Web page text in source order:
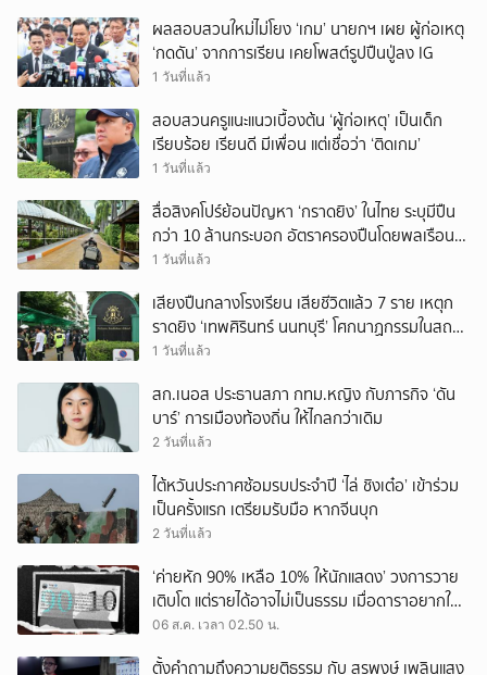
ผลสอบสวนใหม่ไม่โยง ‘เกม’ นายกฯ เผย ผู้ก่อเหตุ
‘กดดัน’ จากการเรียน เคยโพสต์รูปปืนปู่ลง IG
1 วันที่แล้ว
สอบสวนครูแนะแนวเบื้องต้น ‘ผู้ก่อเหตุ’ เป็นเด็ก
เรียบร้อย เรียนดี มีเพื่อน แต่เชื่อว่า ‘ติดเกม’
1 วันที่แล้ว
สื่อสิงคโปร์ย้อนปัญหา ‘กราดยิง’ ในไทย ระบุมีปืน
กว่า 10 ล้านกระบอก อัตราครองปืนโดยพลเรือน
สูงที่สุดในภูมิภาค
1 วันที่แล้ว
เสียงปืนกลางโรงเรียน เสียชีวิตแล้ว 7 ราย เหตุก
ราดยิง ‘เทพศิรินทร์ นนทบุรี’ โศกนาฏกรรมในสถาน
ศึกษา ครั้งที่ 2 ในรอบปี
1 วันที่แล้ว
สก.เนอส ประธานสภา กทม.หญิง กับภารกิจ ‘ดัน
บาร์’ การเมืองท้องถิ่น ให้ไกลกว่าเดิม
2 วันที่แล้ว
ไต้หวันประกาศซ้อมรบประจำปี ‘ไล่ ชิงเต๋อ’ เข้าร่วม
เป็นครั้งแรก เตรียมรับมือ หากจีนบุก
2 วันที่แล้ว
‘ค่ายหัก 90% เหลือ 10% ให้นักแสดง’ วงการวาย
เติบโต แต่รายได้อาจไม่เป็นธรรม เมื่อดาราอยากให้มี
‘สัญญามาตรฐาน’
06 ส.ค. เวลา 02.50 น.
ตั้งคำถามถึงความยุติธรรม กับ สุรพงษ์ เพลินแสง